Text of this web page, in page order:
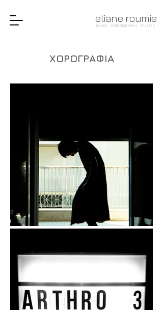
eliane roumie
DANCE · CHOREOGRAPHY · PILATES
ΧΟΡΟΓΡΑΦΙΑ